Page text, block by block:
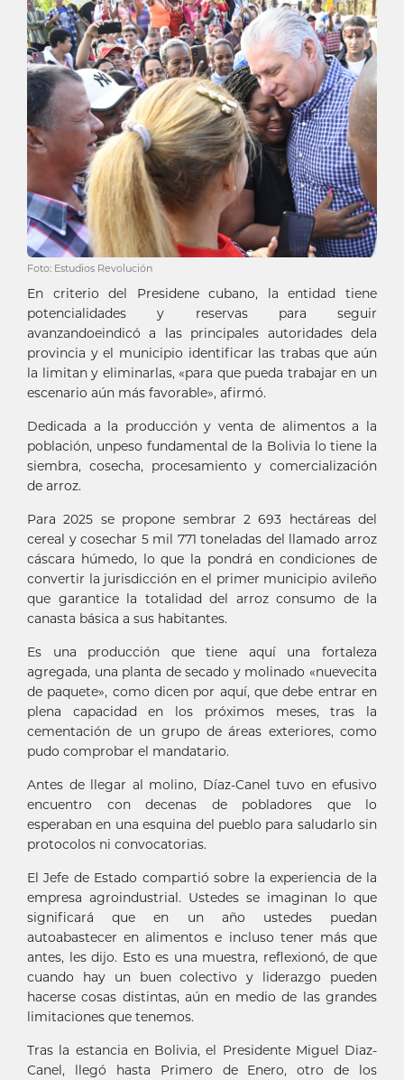
Foto: Estudios Revolución
En criterio del Presidene cubano, la entidad tiene
potencialidades y reservas para seguir
avanzandoeindicó a las principales autoridades dela
provincia y el municipio identificar las trabas que aún
la limitan y eliminarlas, «para que pueda trabajar en un
escenario aún más favorable», afirmó.
Dedicada a la producción y venta de alimentos a la
población, unpeso fundamental de la Bolivia lo tiene la
siembra, cosecha, procesamiento y comercialización
de arroz.
Para 2025 se propone sembrar 2 693 hectáreas del
cereal y cosechar 5 mil 771 toneladas del llamado arroz
cáscara húmedo, lo que la pondrá en condiciones de
convertir la jurisdicción en el primer municipio avileño
que garantice la totalidad del arroz consumo de la
canasta básica a sus habitantes.
Es una producción que tiene aquí una fortaleza
agregada, una planta de secado y molinado «nuevecita
de paquete», como dicen por aquí, que debe entrar en
plena capacidad en los próximos meses, tras la
cementación de un grupo de áreas exteriores, como
pudo comprobar el mandatario.
Antes de llegar al molino, Díaz-Canel tuvo en efusivo
encuentro con decenas de pobladores que lo
esperaban en una esquina del pueblo para saludarlo sin
protocolos ni convocatorias.
El Jefe de Estado compartió sobre la experiencia de la
empresa agroindustrial. Ustedes se imaginan lo que
significará que en un año ustedes puedan
autoabastecer en alimentos e incluso tener más que
antes, les dijo. Esto es una muestra, reflexionó, de que
cuando hay un buen colectivo y liderazgo pueden
hacerse cosas distintas, aún en medio de las grandes
limitaciones que tenemos.
Tras la estancia en Bolivia, el Presidente Miguel Diaz-
Canel, llegó hasta Primero de Enero, otro de los